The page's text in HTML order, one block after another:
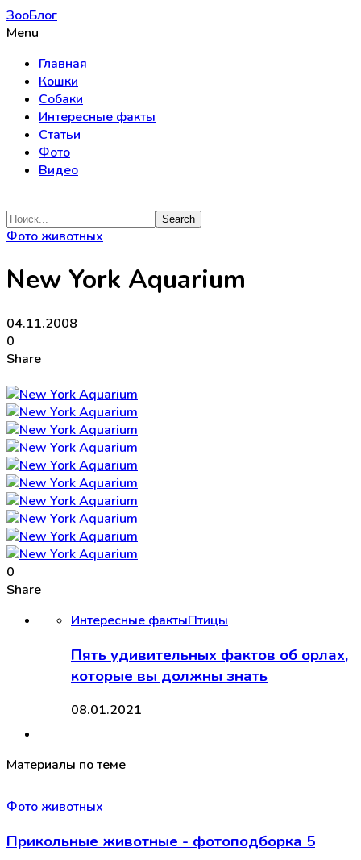
ЗооБлог
Menu
Главная
Кошки
Собаки
Интересные факты
Статьи
Фото
Видео
Фото животных
New York Aquarium
04.11.2008
0
Share
0
Share
Интересные фактыПтицы
Пять удивительных фактов об орлах,
которые вы должны знать
08.01.2021
Материалы по теме
Фото животных
Прикольные животные - фотоподборка 5